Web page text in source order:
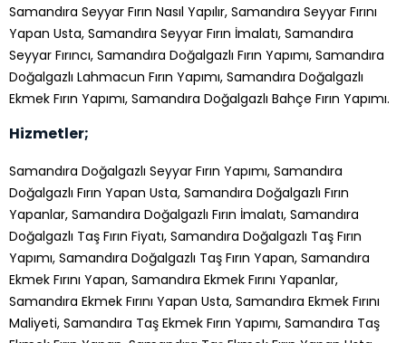
Samandıra Seyyar Fırın Nasıl Yapılır, Samandıra Seyyar Fırını
Yapan Usta, Samandıra Seyyar Fırın İmalatı, Samandıra
Seyyar Fırıncı, Samandıra Doğalgazlı Fırın Yapımı, Samandıra
Doğalgazlı Lahmacun Fırın Yapımı, Samandıra Doğalgazlı
Ekmek Fırın Yapımı, Samandıra Doğalgazlı Bahçe Fırın Yapımı.
Hizmetler;
Samandıra Doğalgazlı Seyyar Fırın Yapımı, Samandıra
Doğalgazlı Fırın Yapan Usta, Samandıra Doğalgazlı Fırın
Yapanlar, Samandıra Doğalgazlı Fırın İmalatı, Samandıra
Doğalgazlı Taş Fırın Fiyatı, Samandıra Doğalgazlı Taş Fırın
Yapımı, Samandıra Doğalgazlı Taş Fırın Yapan, Samandıra
Ekmek Fırını Yapan, Samandıra Ekmek Fırını Yapanlar,
Samandıra Ekmek Fırını Yapan Usta, Samandıra Ekmek Fırını
Maliyeti, Samandıra Taş Ekmek Fırın Yapımı, Samandıra Taş